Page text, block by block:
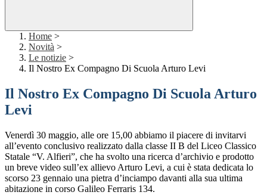
Home >
Novità >
Le notizie >
Il Nostro Ex Compagno Di Scuola Arturo Levi
Il Nostro Ex Compagno Di Scuola Arturo
Levi
Venerdì 30 maggio, alle ore 15,00 abbiamo il piacere di invitarvi
all’evento conclusivo realizzato dalla classe II B del Liceo Classico
Statale “V. Alfieri”, che ha svolto una ricerca d’archivio e prodotto
un breve video sull’ex allievo Arturo Levi, a cui è stata dedicata lo
scorso 23 gennaio una pietra d’inciampo davanti alla sua ultima
abitazione in corso Galileo Ferraris 134.